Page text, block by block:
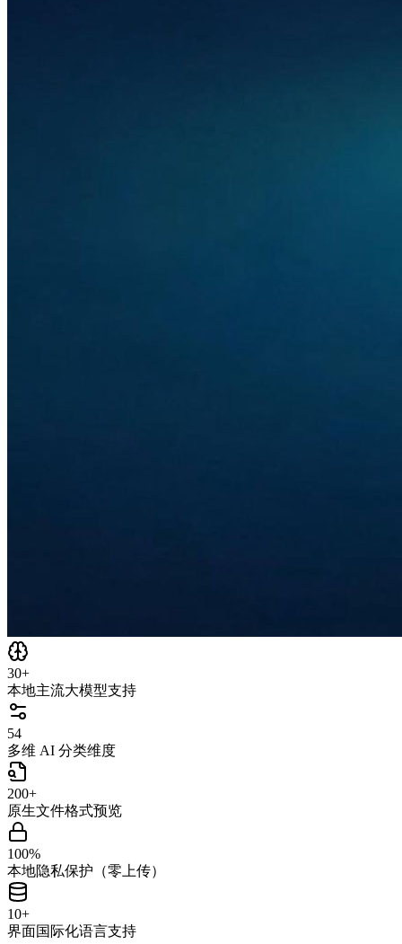
30+
本地主流大模型支持
54
多维 AI 分类维度
200+
原生文件格式预览
100%
本地隐私保护（零上传）
10+
界面国际化语言支持